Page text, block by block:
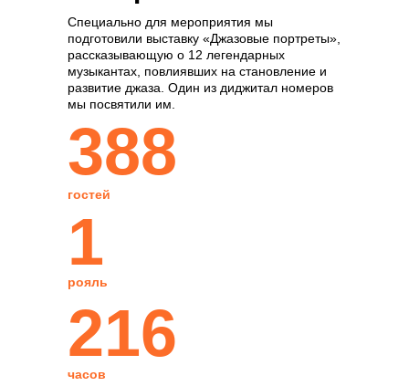
Специально для мероприятия мы
подготовили выставку «Джазовые портреты»,
рассказывающую о 12 легендарных
музыкантах, повлиявших на становление и
развитие джаза. Один из диджитал номеров
мы посвятили им.
388
1
гостей
рояль
216
часов